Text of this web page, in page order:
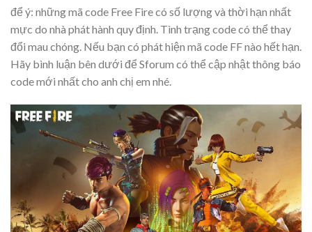
để ý: những mã code Free Fire có số lượng và thời hạn nhất
mực do nhà phát hành quy định. Tình trạng code có thể thay
đổi mau chóng. Nếu bạn có phát hiện mã code FF nào hết hạn.
Hãy bình luận bên dưới để Sforum có thể cập nhật thông báo
code mới nhất cho anh chị em nhé.